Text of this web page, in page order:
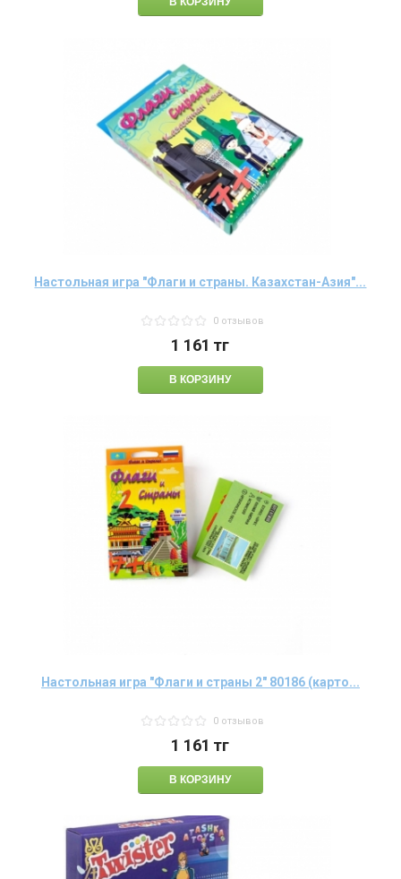
Настольная игра "Флаги и страны. Казахстан-Азия"...
0 отзывов
1 161 тг
Настольная игра "Флаги и страны 2" 80186 (карто...
0 отзывов
1 161 тг